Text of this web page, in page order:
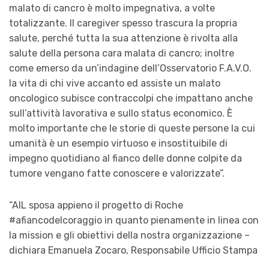
malato di cancro è molto impegnativa, a volte
totalizzante. Il caregiver spesso trascura la propria
salute, perché tutta la sua attenzione è rivolta alla
salute della persona cara malata di cancro; inoltre
come emerso da un’indagine dell’Osservatorio F.A.V.O.
la vita di chi vive accanto ed assiste un malato
oncologico subisce contraccolpi che impattano anche
sull’attività lavorativa e sullo status economico. È
molto importante che le storie di queste persone la cui
umanità è un esempio virtuoso e insostituibile di
impegno quotidiano al fianco delle donne colpite da
tumore vengano fatte conoscere e valorizzate”.
“AIL sposa appieno il progetto di Roche
#afiancodelcoraggio in quanto pienamente in linea con
la mission e gli obiettivi della nostra organizzazione –
dichiara Emanuela Zocaro, Responsabile Ufficio Stampa